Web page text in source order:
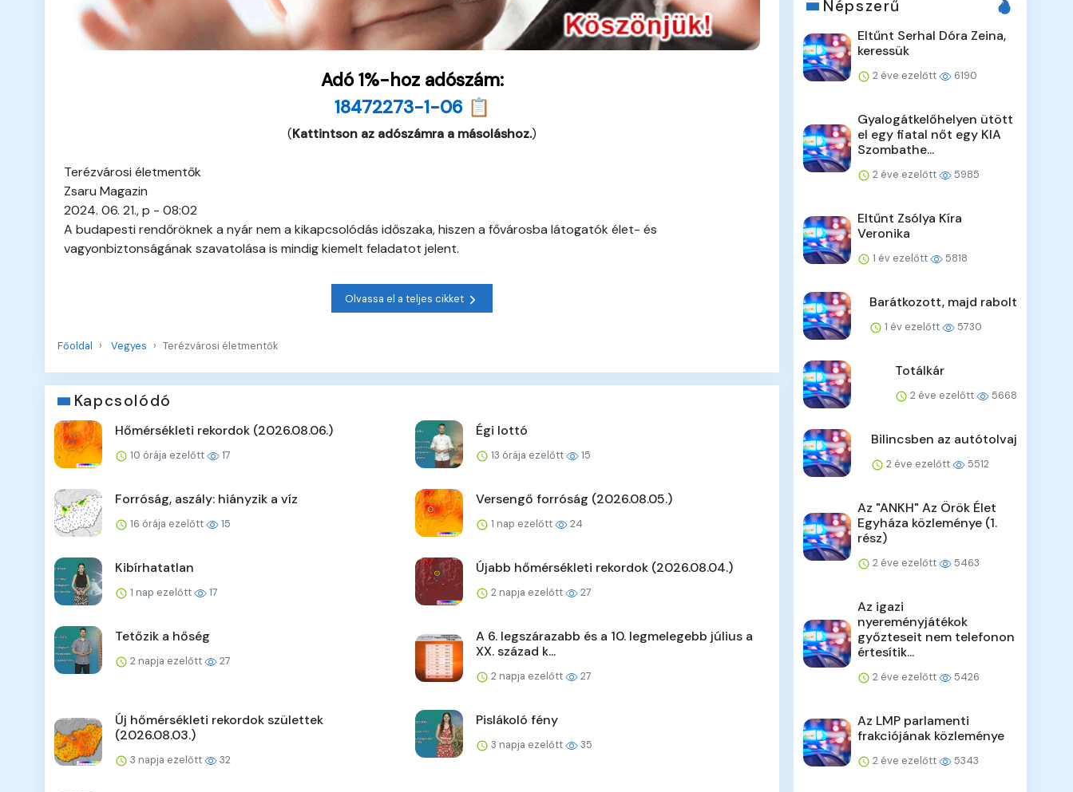
Adó 1%-hoz adószám:
18472273-1-06 📋
(Kattintson az adószámra a másoláshoz.)
Terézvárosi életmentők
Zsaru Magazin
2024. 06. 21., p - 08:02
A budapesti rendőröknek a nyár nem a kikapcsolódás időszaka, hiszen a fővárosba látogatók élet- és
vagyonbiztonságának szavatolása is mindig kiemelt feladatot jelent.
Olvassa el a teljes cikket
Főoldal Vegyes Terézvárosi életmentők
Kapcsolódó
Hőmérsékleti rekordok (2026.08.06.)
10 órája ezelőtt 17
Égi lottó
13 órája ezelőtt 15
Forróság, aszály: hiányzik a víz
16 órája ezelőtt 15
Versengő forróság (2026.08.05.)
1 nap ezelőtt 24
Kibírhatatlan
1 nap ezelőtt 17
Újabb hőmérsékleti rekordok (2026.08.04.)
2 napja ezelőtt 27
Tetőzik a hőség
2 napja ezelőtt 27
A 6. legszárazabb és a 10. legmelegebb július a
XX. század k...
2 napja ezelőtt 27
Új hőmérsékleti rekordok születtek
(2026.08.03.)
3 napja ezelőtt 32
Pislákoló fény
3 napja ezelőtt 35
Népszerű
Eltűnt Serhal Dóra Zeina,
keressük
2 éve ezelőtt 6190
Gyalogátkelőhelyen ütött
el egy fiatal nőt egy KIA
Szombathe...
2 éve ezelőtt 5985
Eltűnt Zsólya Kíra
Veronika
1 év ezelőtt 5818
Barátkozott, majd rabolt
1 év ezelőtt 5730
Totálkár
2 éve ezelőtt 5668
Bilincsben az autótolvaj
2 éve ezelőtt 5512
Az "ANKH" Az Örök Élet
Egyháza közleménye (1.
rész)
2 éve ezelőtt 5463
Az igazi
nyereményjátékok
győzteseit nem telefonon
értesítik...
2 éve ezelőtt 5426
Az LMP parlamenti
frakciójának közleménye
2 éve ezelőtt 5343